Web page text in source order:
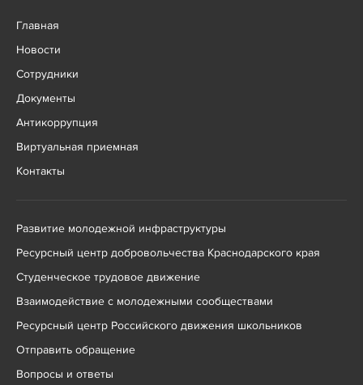
Главная
Новости
Сотрудники
Документы
Антикоррупция
Виртуальная приемная
Контакты
Развитие молодежной инфраструктуры
Ресурсный центр добровольчества Краснодарского края
Студенческое трудовое движение
Взаимодействие с молодежными сообществами
Ресурсный центр Российского движения школьников
Отправить обращение
Вопросы и ответы